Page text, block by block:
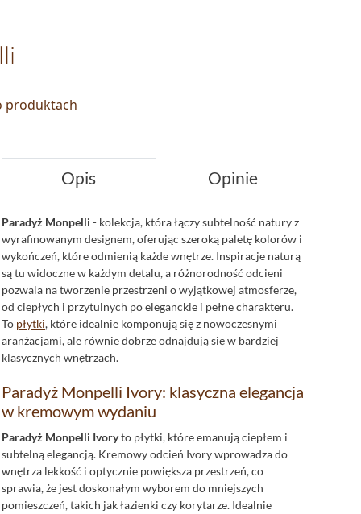
produktach
Opis Opinie
Paradyż Monpelli - kolekcja, która łączy subtelność natury z
wyrafinowanym designem, oferując szeroką paletę kolorów i
wykończeń, które odmienią każde wnętrze. Inspiracje naturą
są tu widoczne w każdym detalu, a różnorodność odcieni
pozwala na tworzenie przestrzeni o wyjątkowej atmosferze,
od ciepłych i przytulnych po eleganckie i pełne charakteru.
To płytki, które idealnie komponują się z nowoczesnymi
aranżacjami, ale równie dobrze odnajdują się w bardziej
klasycznych wnętrzach.
Paradyż Monpelli Ivory: klasyczna elegancja
w kremowym wydaniu
Paradyż Monpelli Ivoryto płytki, które emanują ciepłem i
subtelną elegancją. Kremowy odcień Ivory wprowadza do
wnętrza lekkość i optycznie powiększa przestrzeń, co
sprawia, że jest doskonałym wyborem do mniejszych
pomieszczeń, takich jak łazienki czy korytarze. Idealnie